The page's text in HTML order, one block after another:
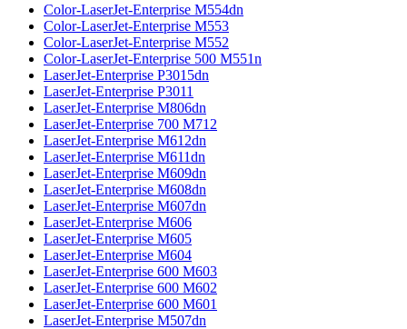
Color-LaserJet-Enterprise M554dn
Color-LaserJet-Enterprise M553
Color-LaserJet-Enterprise M552
Color-LaserJet-Enterprise 500 M551n
LaserJet-Enterprise P3015dn
LaserJet-Enterprise P3011
LaserJet-Enterprise M806dn
LaserJet-Enterprise 700 M712
LaserJet-Enterprise M612dn
LaserJet-Enterprise M611dn
LaserJet-Enterprise M609dn
LaserJet-Enterprise M608dn
LaserJet-Enterprise M607dn
LaserJet-Enterprise M606
LaserJet-Enterprise M605
LaserJet-Enterprise M604
LaserJet-Enterprise 600 M603
LaserJet-Enterprise 600 M602
LaserJet-Enterprise 600 M601
LaserJet-Enterprise M507dn